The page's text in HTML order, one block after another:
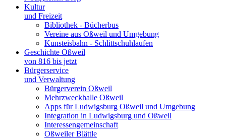
Kultur
und Freizeit
Bibliothek - Bücherbus
Vereine aus Oßweil und Umgebung
Kunsteisbahn - Schlittschuhlaufen
Geschichte Oßweil
von 816 bis jetzt
Bürgerservice
und Verwaltung
Bürgerverein Oßweil
Mehrzweckhalle Oßweil
Apps für Ludwigsburg Oßweil und Umgebung
Integration in Ludwigsburg und Oßweil
Interessengemeinschaft
Oßweiler Blättle